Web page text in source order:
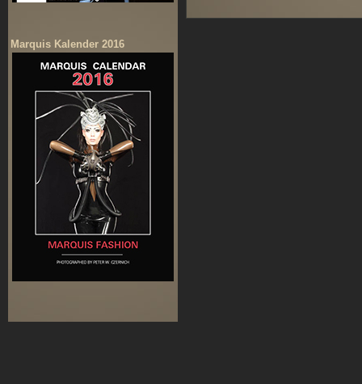
Marquis Kalender 2016